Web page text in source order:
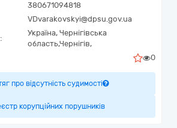
380671094818
VDvarakovskyi@dpsu.gov.ua
Україна, Чернігівська
область,Чернігів,
0
про відсутність судимості
корупційних порушників